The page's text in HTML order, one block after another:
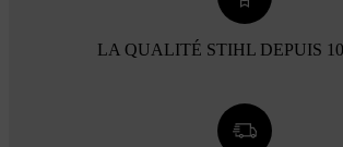
LA QUALITÉ STIHL DEPUIS